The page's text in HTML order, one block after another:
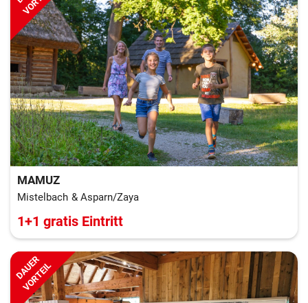
MAMUZ
Mistelbach & Asparn/Zaya
1+1 gratis Eintritt
DAUER
VORTEIL